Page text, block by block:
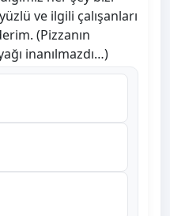
ve ilgili çalışanları
(Pizzanın
inanılmazdı…)